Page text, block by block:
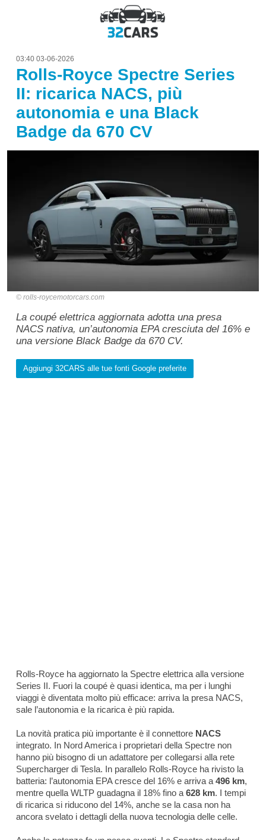
03:40 03-06-2026
Rolls-Royce Spectre Series
II: ricarica NACS, più
autonomia e una Black
Badge da 670 CV
rolls-roycemotorcars.com
La coupé elettrica aggiornata adotta una presa
NACS nativa, un’autonomia EPA cresciuta del 16% e
una versione Black Badge da 670 CV.
Aggiungi 32CARS alle tue fonti Google preferite
Rolls-Royce ha aggiornato la Spectre elettrica alla versione
Series II. Fuori la coupé è quasi identica, ma per i lunghi
viaggi è diventata molto più efficace: arriva la presa NACS,
sale l’autonomia e la ricarica è più rapida.
La novità pratica più importante è il connettore NACS
integrato. In Nord America i proprietari della Spectre non
hanno più bisogno di un adattatore per collegarsi alla rete
Supercharger di Tesla. In parallelo Rolls-Royce ha rivisto la
batteria: l’autonomia EPA cresce del 16% e arriva a 496 km,
mentre quella WLTP guadagna il 18% fino a 628 km. I tempi
di ricarica si riducono del 14%, anche se la casa non ha
ancora svelato i dettagli della nuova tecnologia delle celle.